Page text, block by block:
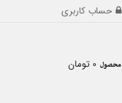
حساب کاربری
محصول 0 تومان